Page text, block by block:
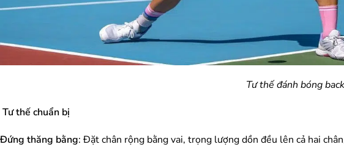
Tư thế đánh bóng
Tư thế chuẩn bị
Đứng thăng bằng: Đặt chân rộng bằng vai, trọng lượng dồn đều lên cả hai